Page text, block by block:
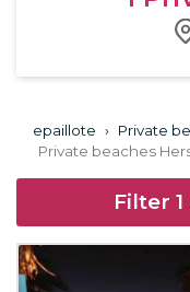
epaillote › Private
Private beaches
Filter 1